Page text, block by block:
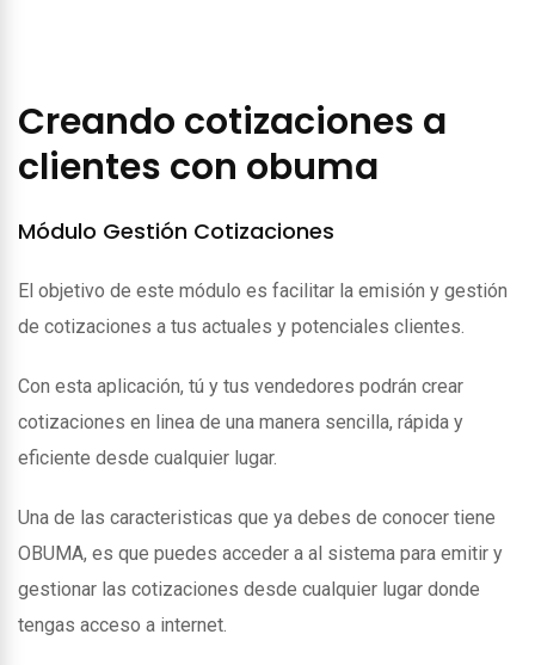
Creando cotizaciones a
clientes con obuma
Módulo Gestión Cotizaciones
El objetivo de este módulo es facilitar la emisión y gestión
de cotizaciones a tus actuales y potenciales clientes.
Con esta aplicación, tú y tus vendedores podrán crear
cotizaciones en linea de una manera sencilla, rápida y
eficiente desde cualquier lugar.
Una de las caracteristicas que ya debes de conocer tiene
OBUMA, es que puedes acceder a al sistema para emitir y
gestionar las cotizaciones desde cualquier lugar donde
tengas acceso a internet.